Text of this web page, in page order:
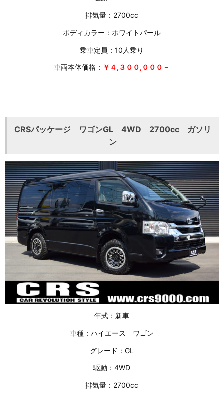
排気量：2700cc
ボディカラー：ホワイトパール
乗車定員：10人乗り
車両本体価格： ￥４,３００,０００－
CRSパッケージ ワゴンGL 4WD 2700cc ガソリ
ン
年式：新車
車種：ハイエース ワゴン
グレード：GL
駆動：4WD
排気量：2700cc